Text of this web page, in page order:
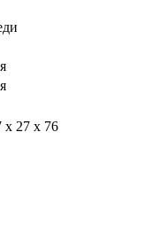
х 27 х 76